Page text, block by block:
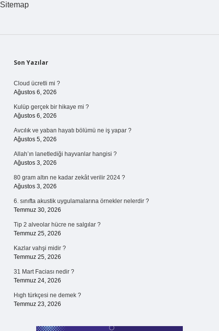
Sitemap
Sidebar
Son Yazılar
Cloud ücretli mi ?
Ağustos 6, 2026
Kulüp gerçek bir hikaye mi ?
Ağustos 6, 2026
Avcılık ve yaban hayatı bölümü ne iş yapar ?
Ağustos 5, 2026
Allah’ın lanetlediği hayvanlar hangisi ?
Ağustos 3, 2026
80 gram altın ne kadar zekât verilir 2024 ?
Ağustos 3, 2026
6. sınıfta akustik uygulamalarına örnekler nelerdir ?
Temmuz 30, 2026
Tip 2 alveolar hücre ne salgılar ?
Temmuz 25, 2026
Kazlar vahşi midir ?
Temmuz 25, 2026
31 Mart Faciası nedir ?
Temmuz 24, 2026
Hıgh türkçesi ne demek ?
Temmuz 23, 2026